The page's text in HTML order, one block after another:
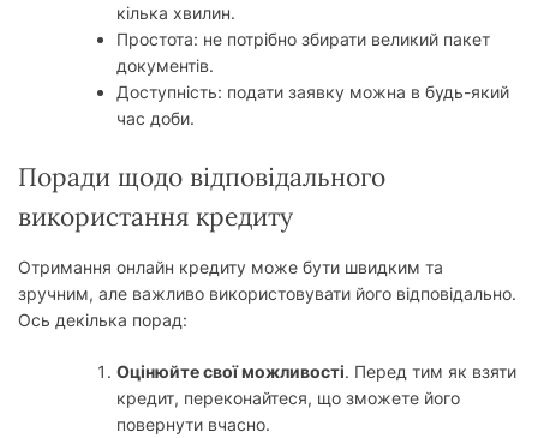
кілька хвилин.
Простота: не потрібно збирати великий пакет
документів.
Доступність: подати заявку можна в будь-який
час доби.
Поради щодо відповідального
використання кредиту
Отримання онлайн кредиту може бути швидким та
зручним, але важливо використовувати його відповідально.
Ось декілька порад:
Оцінюйте свої можливості. Перед тим як взяти
кредит, переконайтеся, що зможете його
повернути вчасно.